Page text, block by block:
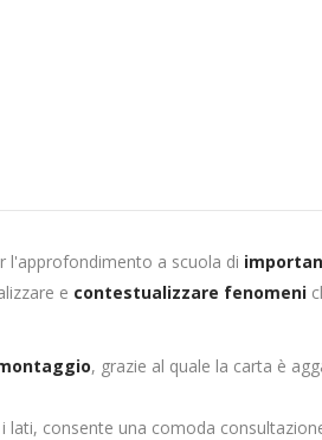
l'approfondimento a scuola di
e contestualizzare fenomeni
, grazie al quale la carta è
lati, consente una comoda